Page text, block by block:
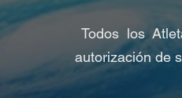
Todos los
autorización de